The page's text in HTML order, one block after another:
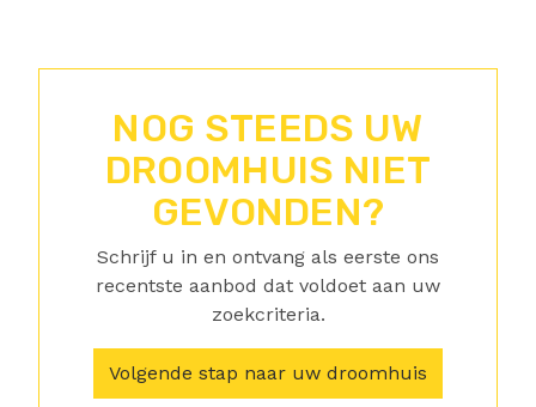
NOG STEEDS UW
DROOMHUIS NIET
GEVONDEN?
Schrijf u in en ontvang als eerste ons
recentste aanbod dat voldoet aan uw
zoekcriteria.
Volgende stap naar uw droomhuis